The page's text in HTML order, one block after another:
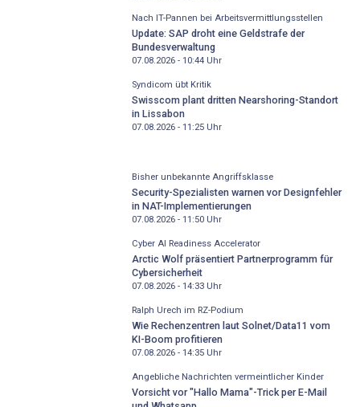
Nach IT-Pannen bei Arbeitsvermittlungsstellen
Update: SAP droht eine Geldstrafe der
Bundesverwaltung
07.08.2026 - 10:44Uhr
Syndicom übt Kritik
Swisscom plant dritten Nearshoring-Standort
in Lissabon
07.08.2026 - 11:25Uhr
Bisher unbekannte Angriffsklasse
Security-Spezialisten warnen vor Designfehler
in NAT-Implementierungen
07.08.2026 - 11:50Uhr
Cyber AI Readiness Accelerator
Arctic Wolf präsentiert Partnerprogramm für
Cybersicherheit
07.08.2026 - 14:33Uhr
Ralph Urech im RZ-Podium
Wie Rechenzentren laut Solnet/Data11 vom
KI-Boom profitieren
07.08.2026 - 14:35Uhr
Angebliche Nachrichten vermeintlicher Kinder
Vorsicht vor "Hallo Mama"-Trick per E-Mail